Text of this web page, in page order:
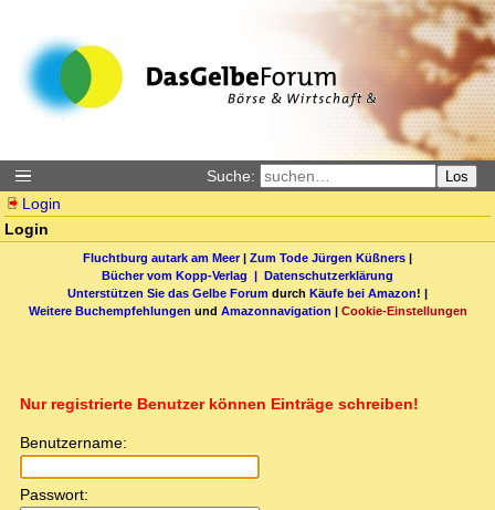
Suche: Los
Login
Login
Fluchtburg autark am Meer| Zum Tode Jürgen Küßners |
Bücher vom Kopp-Verlag | Datenschutzerklärung
Unterstützen Sie das Gelbe Forum durch Käufe bei Amazon! |
Weitere Buchempfehlungen und Amazonnavigation | Cookie-Einstellungen
Nur registrierte Benutzer können Einträge schreiben!
Benutzername:
Passwort: